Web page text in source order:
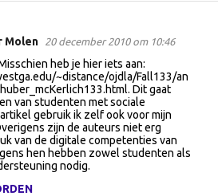
Molen 20 december 2010 om 10:46
heb je hier iets aan:
~distance/ojdla/Fall133/an
Dit gaat
van studenten met sociale
gebruik ik zelf ook voor mijn
zijn de auteurs niet erg
van de digitale competenties van
hen hebben zowel studenten als
nodig.